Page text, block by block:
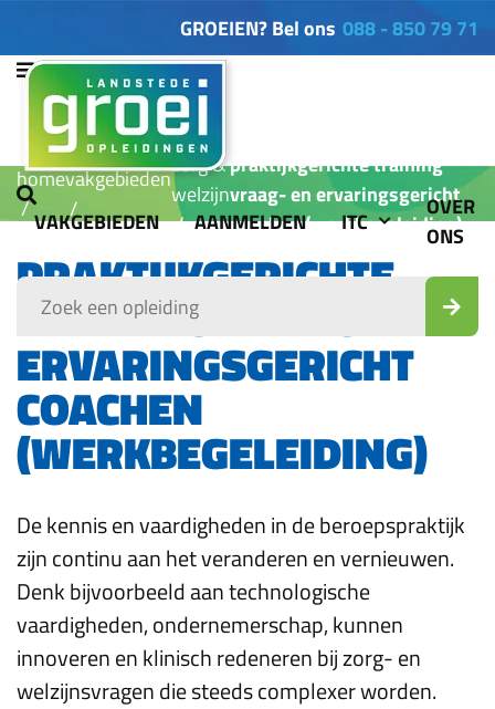
GROEIEN? Bel ons 088 - 850 79 71
VAKGEBIEDEN AANMELDEN ITC
OVER
ONS
homevakgebiedenzorg &
welzijn
praktijkgerichte training
vraag- en ervaringsgericht
coachen (werkbegeleiding)
PRAKTIJKGERICHTE
TRAINING VRAAG- EN
ERVARINGSGERICHT
COACHEN
(WERKBEGELEIDING)
De kennis en vaardigheden in de beroepspraktijk
zijn continu aan het veranderen en vernieuwen.
Denk bijvoorbeeld aan technologische
vaardigheden, ondernemerschap, kunnen
innoveren en klinisch redeneren bij zorg- en
welzijnsvragen die steeds complexer worden.